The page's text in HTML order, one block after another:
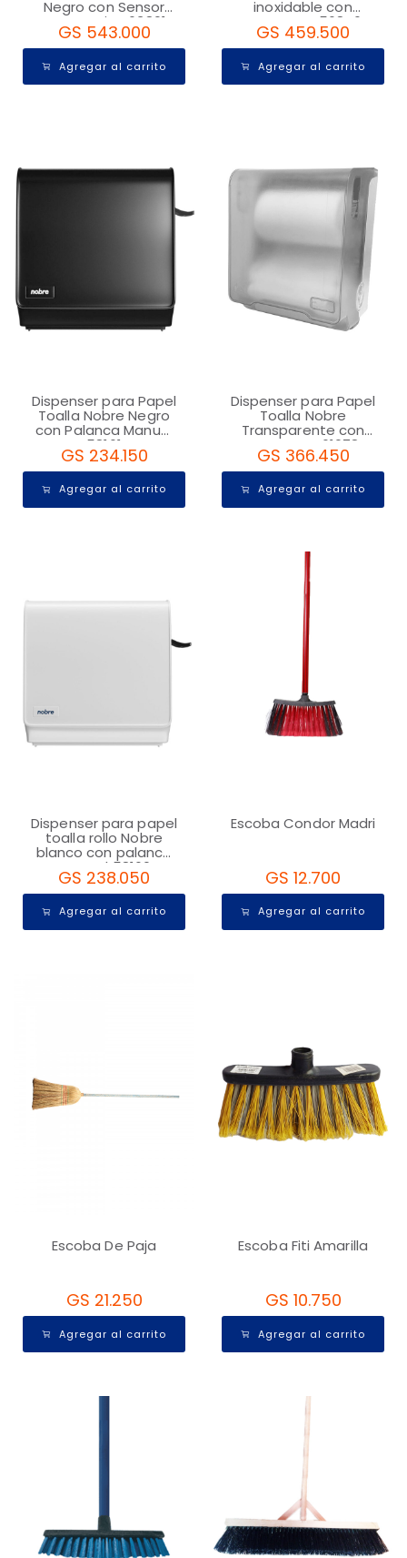
Negro con Sensor
Automatico 63801
GS 543.000
Agregar al carrito
inoxidable con
Autocorte 56846
GS 459.500
Agregar al carrito
Dispenser para Papel
Toalla Nobre Negro
con Palanca Manual
58161
GS 234.150
Agregar al carrito
Dispenser para Papel
Toalla Nobre
Transparente con
Autocorte 61078
GS 366.450
Agregar al carrito
Dispenser para papel
toalla rollo Nobre
blanco con palanca
manual 58160
GS 238.050
Agregar al carrito
Escoba Condor Madri
GS 12.700
Agregar al carrito
Escoba De Paja
GS 21.250
Agregar al carrito
Escoba Fiti Amarilla
GS 10.750
Agregar al carrito